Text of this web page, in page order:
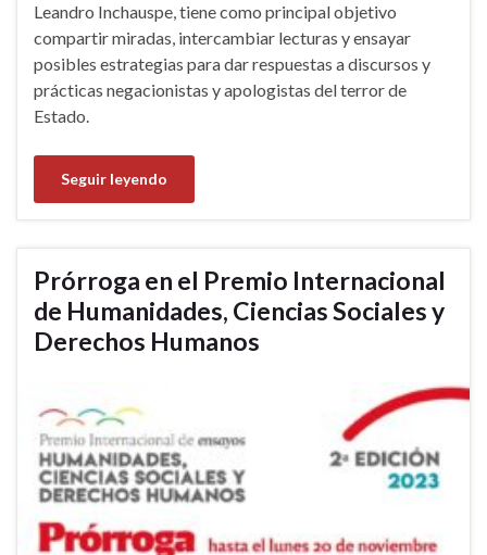
Leandro Inchauspe, tiene como principal objetivo
compartir miradas, intercambiar lecturas y ensayar
posibles estrategias para dar respuestas a discursos y
prácticas negacionistas y apologistas del terror de
Estado.
Seguir leyendo
Prórroga en el Premio Internacional
de Humanidades, Ciencias Sociales y
Derechos Humanos